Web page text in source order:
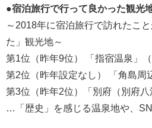
●宿泊旅行で行って良かった観光
～2018年に宿泊旅行で訪れたこ
た」観光地～
第1位（昨年9位） 「指宿温泉」（
第2位（昨年設定なし） 「角島周
第3位（昨年2位）「別府（別府八
…「歴史」を感じる温泉地や、